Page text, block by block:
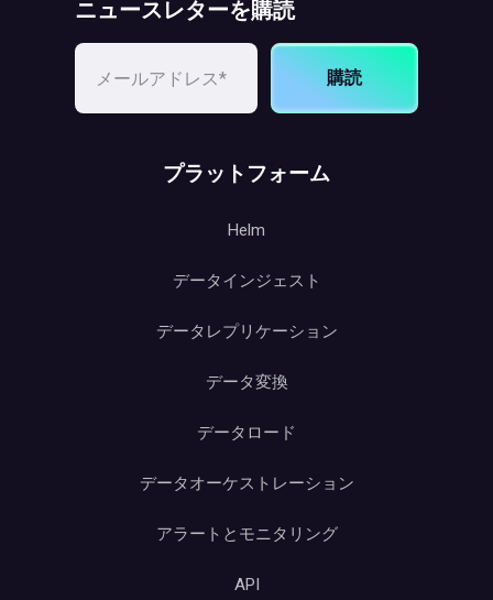
ニュースレターを購読
購読
プラットフォーム
Helm
データインジェスト
データレプリケーション
データ変換
データロード
データオーケストレーション
アラートとモニタリング
API